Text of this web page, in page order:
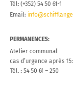
Tél: (+352) 54 50 61-1
Email:
PERMANENCES:
Atelier communal
cas d’urgence après
Tél. : 54 50 61 – 250